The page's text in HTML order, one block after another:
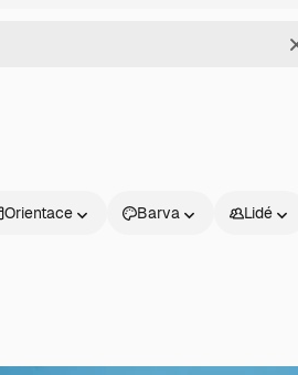
Orientace Barva Lidé